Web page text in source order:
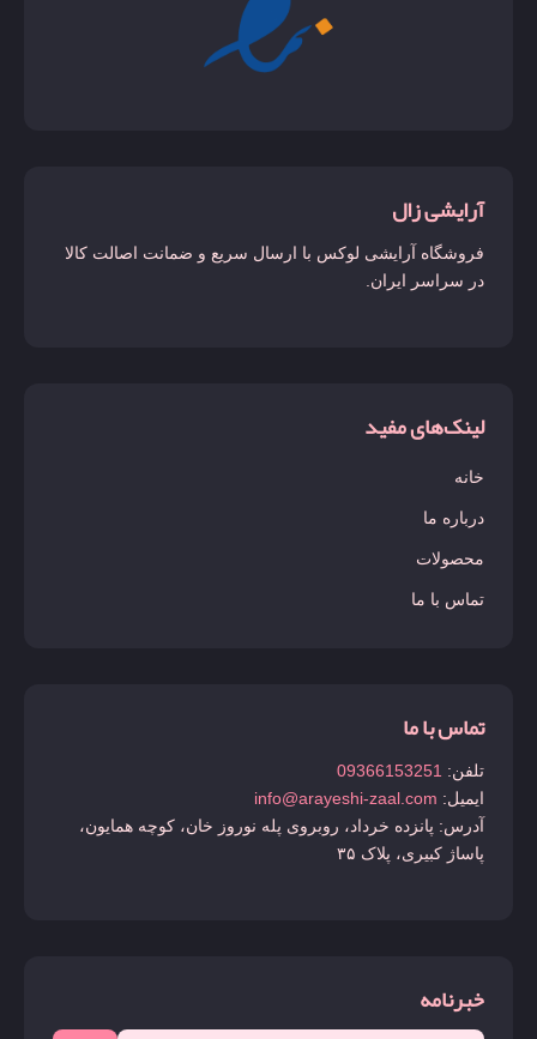
آرایشی زال
فروشگاه آرایشی لوکس با ارسال سریع و ضمانت اصالت کالا
در سراسر ایران.
لینک‌های مفید
خانه
درباره ما
محصولات
تماس با ما
تماس با ما
تلفن: 09366153251
ایمیل: info@arayeshi-zaal.com
آدرس: پانزده خرداد، روبروی پله نوروز خان، کوچه همایون،
پاساژ کبیری، پلاک ۳۵
خبرنامه